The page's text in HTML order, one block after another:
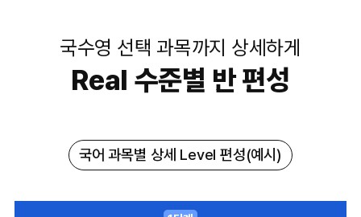
국수영 선택 과목까지 상세하게
Real 수준별 반 편성
국어 과목별 상세 Level 편성(예시)